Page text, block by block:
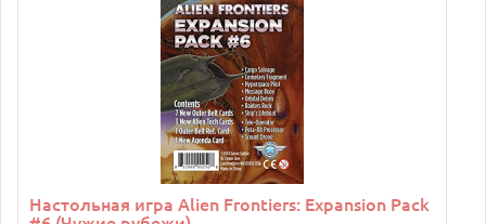
Настольная игра Alien Frontiers: Expansion Pack